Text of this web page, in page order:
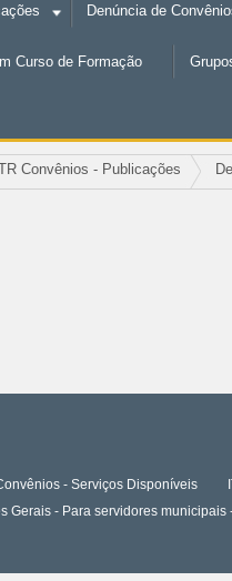
Denúncia de
Curso de Formação
Convênios - Publicações
- Serviços Disponíveis
Gerais - Para servidores